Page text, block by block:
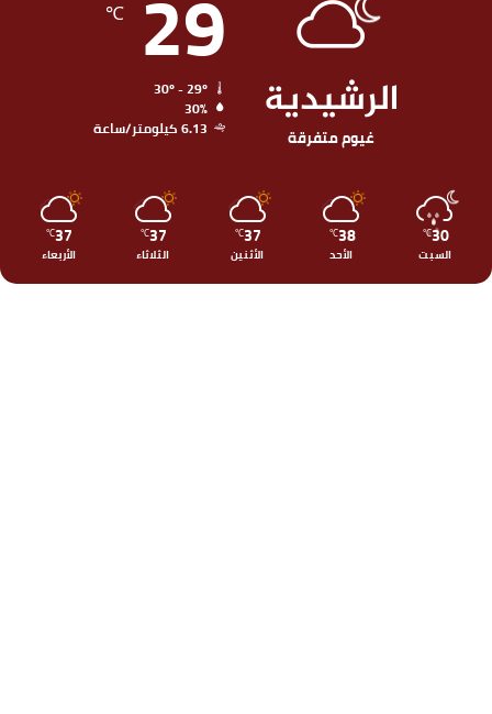
الرشيدية
غيوم متفرقة
℃
30%
6.13 كيلومتر/ساعة
30
℃
السبت
38
℃
الأحد
37
℃
الأثنين
37
℃
الثلاثاء
37
℃
الأربعاء